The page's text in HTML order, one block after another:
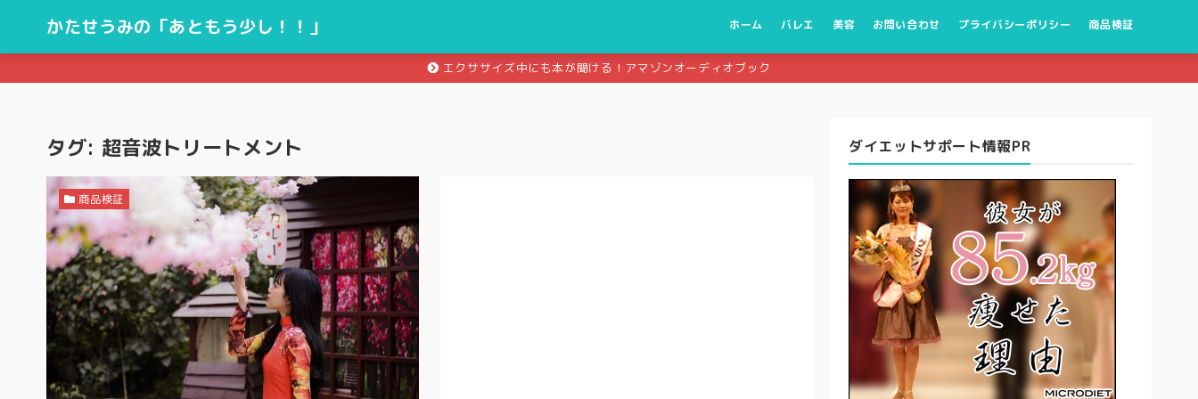
かたせうみの「あともう少し！！」 ホーム バレエ 美容 お問い合わせ プライバシーポリシー 商品検証
エクササイズ中にも本が聞ける！アマゾンオーディオブック
タグ: 超音波トリートメント
商品検証
ダイエットサポート情報PR